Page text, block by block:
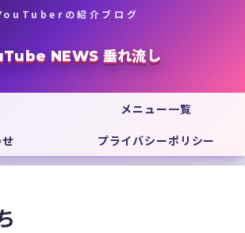
の紹介ブログ
NEWS 垂れ流し
メニュー一覧
プライバシーポリシー